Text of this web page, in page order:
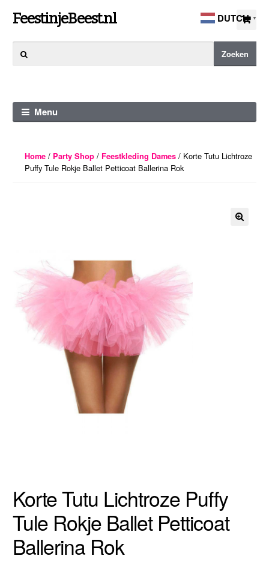
Ga
naar
navigatie
Ga
naar
de
FeestinjeBeest.nl
naar:
Zoeken
Menu
Home/ Party Shop/ Feestkleding Dames/ Korte Tutu Lichtroze
Puffy Tule Rokje Ballet Petticoat Ballerina Rok
Korte Tutu Lichtroze Puffy
Tule Rokje Ballet Petticoat
Ballerina Rok
DUTCH ▼